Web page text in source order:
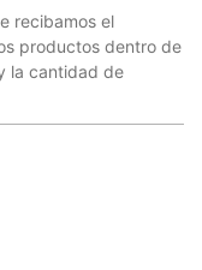
recibamos el
productos dentro de
la cantidad de